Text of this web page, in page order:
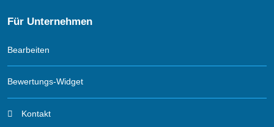
Für Unternehmen
Bearbeiten
Bewertungs-Widget
Kontakt